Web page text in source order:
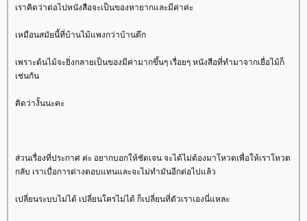
เราคิดว่าต่อไปหนังสือจะเป็นของหายากและมีค่าค่ะ
เหมือนสมัยนี้ที่บ้านไม้แพงกว่าบ้านตึก
เพราะต้นไม้จะยิ่งกลายเป็นของมีค่ามากขึ้นๆ เรื่อยๆ หนังสือที่ทำมาจากเยื่อไม้ก็
เช่นกัน
คิดว่างั้นนะคะ
ส่วนเรื่องที่ประกาศ ค่ะ อยากบอกให้ชัดเจน จะได้ไม่ต้องมาโหวตเพื่อให้เราโหวต
กลับ เราเบื่อการต่างตอบแทนและจะไม่ทำมันอีกต่อไปแล้ว
เปลี่ยนระบบไม่ได้ เปลี่ยนใครไม่ได้ ก็เปลี่ยนที่ตัวเราเองนี่แหละ